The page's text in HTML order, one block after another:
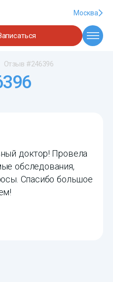
Москва
Отзыв #246396
доктор! Провела
обследования,
Спасибо большое